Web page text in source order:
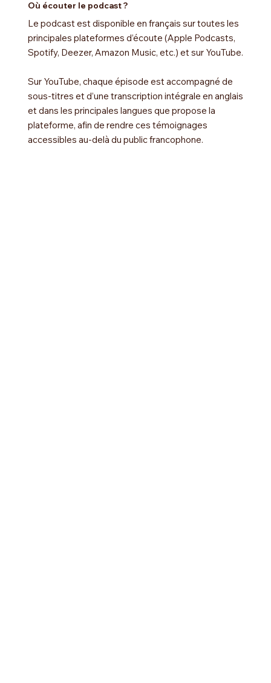
Où écouter le podcast ?
Le podcast est disponible en français sur toutes les
principales plateformes d’écoute (Apple Podcasts,
Spotify, Deezer, Amazon Music, etc.) et sur YouTube.​
Sur YouTube, chaque épisode est accompagné de
sous-titres et d’une transcription intégrale en anglais
et dans les principales langues que propose la
plateforme, afin de rendre ces témoignages
accessibles au-delà du public francophone.​